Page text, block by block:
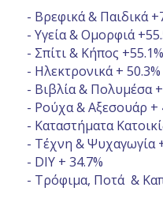
- Βρεφικά & Παιδικά
- Υγεία & Ομορφιά
- Σπίτι & Κήπος +55.1%
- Ηλεκτρονικά + 50.3%
- Βιβλία & Πολυμέσα
- Ρούχα & Αξεσουάρ +
- Καταστήματα
- Τέχνη & Ψυχαγωγία
- DIY + 34.7%
- Τρόφιμα, Ποτά &